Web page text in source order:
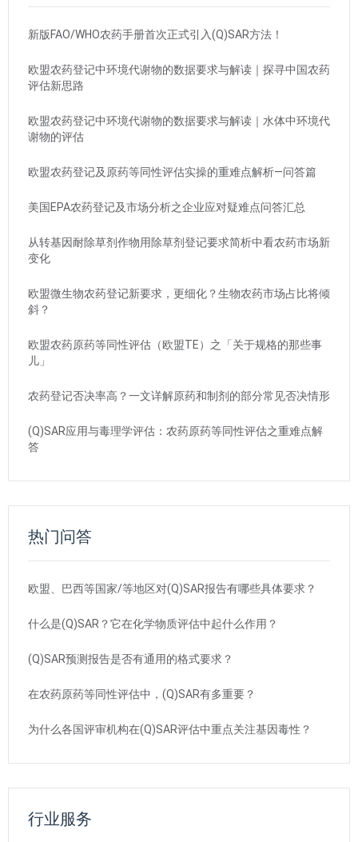
新版FAO/WHO农药手册首次正式引入(Q)SAR方法！
欧盟农药登记中环境代谢物的数据要求与解读｜探寻中国农药
评估新思路
欧盟农药登记中环境代谢物的数据要求与解读｜水体中环境代
谢物的评估
欧盟农药登记及原药等同性评估实操的重难点解析—问答篇
美国EPA农药登记及市场分析之企业应对疑难点问答汇总
从转基因耐除草剂作物用除草剂登记要求简析中看农药市场新
变化
欧盟微生物农药登记新要求，更细化？生物农药市场占比将倾
斜？
欧盟农药原药等同性评估（欧盟TE）之「关于规格的那些事
儿」
农药登记否决率高？一文详解原药和制剂的部分常见否决情形
(Q)SAR应用与毒理学评估：农药原药等同性评估之重难点解
答
热门问答
欧盟、巴西等国家/等地区对(Q)SAR报告有哪些具体要求？
什么是(Q)SAR？它在化学物质评估中起什么作用？
(Q)SAR预测报告是否有通用的格式要求？
在农药原药等同性评估中，(Q)SAR有多重要？
为什么各国评审机构在(Q)SAR评估中重点关注基因毒性？
行业服务